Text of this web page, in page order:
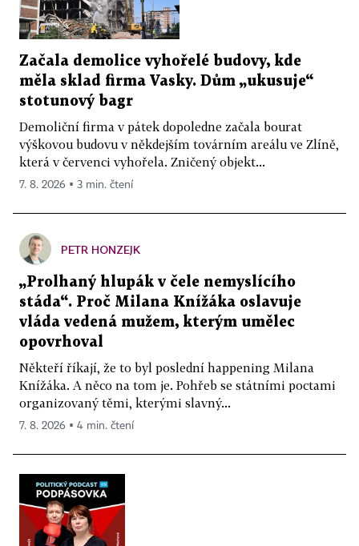
Začala demolice vyhořelé budovy, kde
měla sklad firma Vasky. Dům „ukusuje“
stotunový bagr
Demoliční firma v pátek dopoledne začala bourat
výškovou budovu v někdejším továrním areálu ve Zlíně,
která v červenci vyhořela. Zničený objekt...
7. 8. 2026 ▪ 3 min. čtení
PETR HONZEJK
„Prolhaný hlupák v čele nemyslícího
stáda“. Proč Milana Knížáka oslavuje
vláda vedená mužem, kterým umělec
opovrhoval
Někteří říkají, že to byl poslední happening Milana
Knížáka. A něco na tom je. Pohřeb se státními poctami
organizovaný těmi, kterými slavný...
7. 8. 2026 ▪ 4 min. čtení